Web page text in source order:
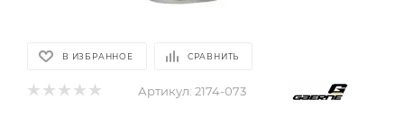
В ИЗБРАННОЕ СРАВНИТЬ
Артикул: 2174-073